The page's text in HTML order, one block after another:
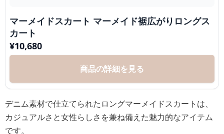
マーメイドスカート マーメイド裾広がりロングス
カート
¥10,680
商品の詳細を見る
デニム素材で仕立てられたロングマーメイドスカートは、
カジュアルさと女性らしさを兼ね備えた魅力的なアイテム
です。